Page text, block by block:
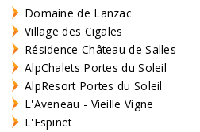
Domaine de Lanzac
Village des Cigales
Résidence Château de Salles
AlpChalets Portes du Soleil
AlpResort Portes du Soleil
L'Aveneau - Vieille Vigne
L'Espinet